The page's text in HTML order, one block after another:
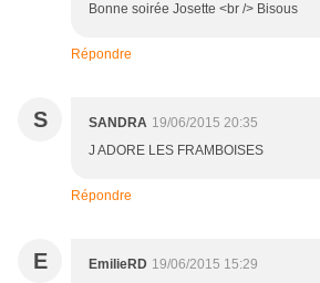
Bonne soirée Josette <br /> Bisous
Répondre
S SANDRA 19/06/2015 20:35
J ADORE LES FRAMBOISES
Répondre
E EmilieRD 19/06/2015 15:29